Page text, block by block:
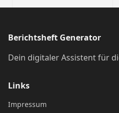
Berichtsheft Generator
Dein digitaler Assistent für
Links
Impressum